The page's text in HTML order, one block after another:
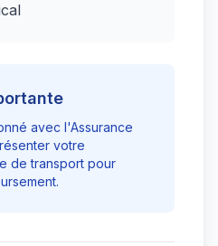
avec l'Assurance
votre
de transport pour